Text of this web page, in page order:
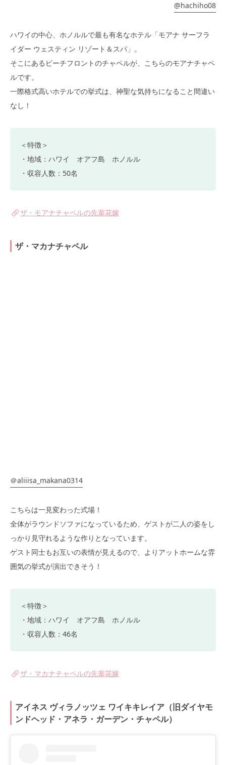
@hachiho08
ハワイの中心、ホノルルで最も有名なホテル「モアナ サーフラ
イダー ウェスティン リゾート＆スパ 」。
そこにある ビーチフロントのチャペルが、こちらのモアナチャペ
ルです。
一際格式高いホテルでの挙式は、神聖な気持ちになること間違い
なし！
＜特徴＞
・地域：ハワイ オアフ島 ホノルル
・収容人数：50名
ザ・モアナチャペルの先輩花嫁
ザ・マカナチャペル
＠aliiisa_makana0314
こちらは一見変わった式場！
全体がラウンドソファになっているため、ゲストが二人の姿をし
っかり見守れるような作りとなっています。
ゲスト同士もお互いの表情が見えるので、よりアットホームな雰
囲気の挙式が演出できそう！
＜特徴＞
・地域：ハワイ オアフ島 ホノルル
・収容人数：46名
ザ・マカナチャペルの先輩花嫁
アイネス ヴィラノッツェ ワイキキレイア（旧ダイヤモ
ンドヘッド・アネラ・ガーデン・チャペル）